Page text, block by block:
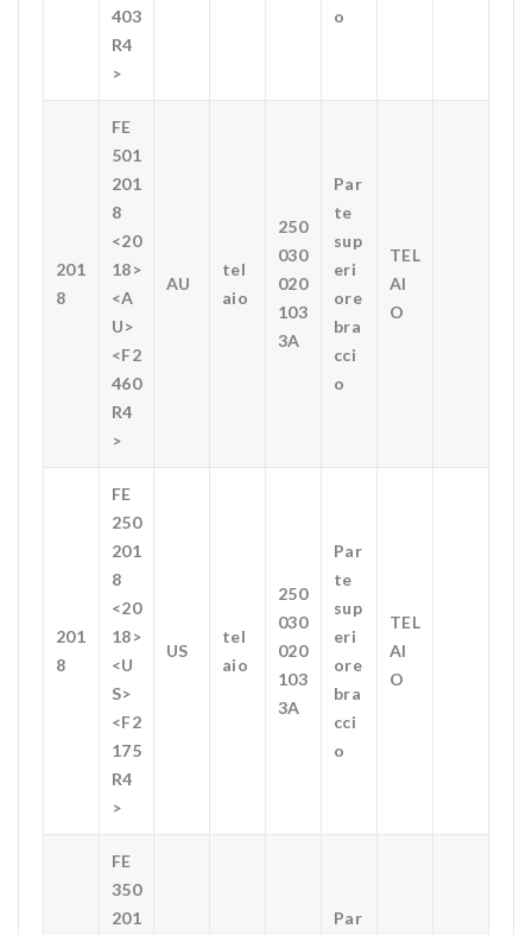
403
R4
>
o
201
8
FE
501
201
8
<20
18>
<A
U>
<F2
460
R4
>
AU
tel
aio
250
030
020
103
3A
Par
te
sup
eri
ore
bra
cci
o
TEL
AI
O
201
8
FE
250
201
8
<20
18>
<U
S>
<F2
175
R4
>
US
tel
aio
250
030
020
103
3A
Par
te
sup
eri
ore
bra
cci
o
TEL
AI
O
FE
350
201
Par